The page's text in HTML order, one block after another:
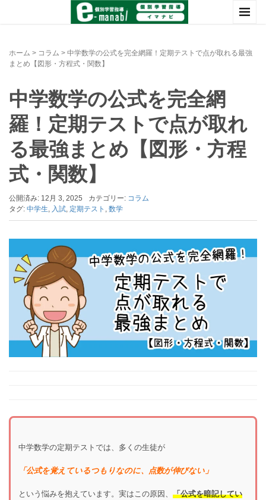
ホーム > コラム > 中学数学の公式を完全網羅！定期テストで点が取れる最強
まとめ【図形・方程式・関数】
中学数学の公式を完全網
羅！定期テストで点が取れ
る最強まとめ【図形・方程
式・関数】
公開済み: 12月 3, 2025 カテゴリー: コラム
タグ: 中学生, 入試, 定期テスト , 数学
中学数学の定期テストでは、多くの生徒が
「公式を覚えているつもりなのに、点数が伸びない」
という悩みを抱えています。実はこの原因、「公式を暗記してい